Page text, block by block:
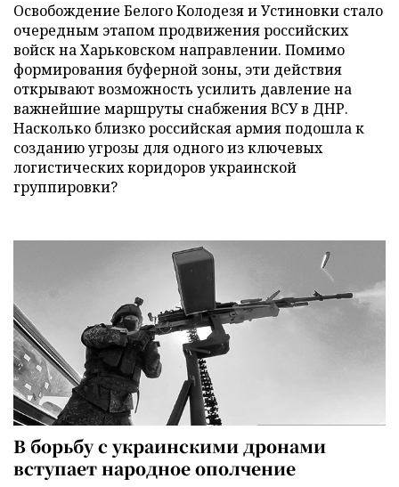
Освобождение Белого Колодезя и Устиновки стало
очередным этапом продвижения российских
войск на Харьковском направлении. Помимо
формирования буферной зоны, эти действия
открывают возможность усилить давление на
важнейшие маршруты снабжения ВСУ в ДНР.
Насколько близко российская армия подошла к
созданию угрозы для одного из ключевых
логистических коридоров украинской
группировки?
В борьбу с украинскими дронами
вступает народное ополчение